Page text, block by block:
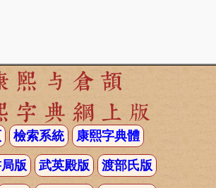
熙与倉頡
字典網上版
檢索系統 康熙字典體
版 武英殿版 渡部氏版